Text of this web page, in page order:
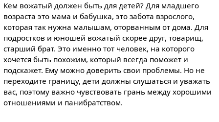
Кем вожатый должен быть для детей? Для младшего
возраста это мама и бабушка, это забота взрослого,
которая так нужна малышам, оторванным от дома. Для
подростков и юношей вожатый скорее друг, товарищ,
старший брат. Это именно тот человек, на которого
хочется быть похожим, который всегда поможет и
подскажет. Ему можно доверить свои проблемы. Но не
переходите границу, дети должны слушаться и уважать
вас, поэтому важно чувствовать грань между хорошими
отношениями и панибратством.